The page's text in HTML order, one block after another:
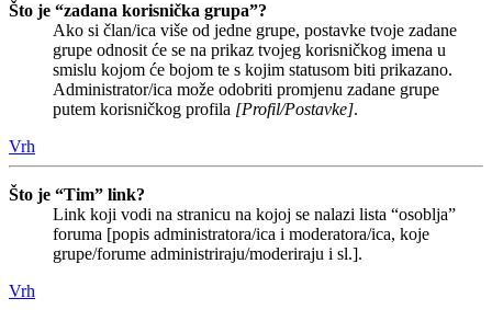
Što je “zadana korisnička grupa”?
Ako si član/ica više od jedne grupe, postavke tvoje zadane
grupe odnosit će se na prikaz tvojeg korisničkog imena u
smislu kojom će bojom te s kojim statusom biti prikazano.
Administrator/ica može odobriti promjenu zadane grupe
putem korisničkog profila [Profil/Postavke].
Vrh
Što je “Tim” link?
Link koji vodi na stranicu na kojoj se nalazi lista “osoblja”
foruma [popis administratora/ica i moderatora/ica, koje
grupe/forume administriraju/moderiraju i sl.].
Vrh